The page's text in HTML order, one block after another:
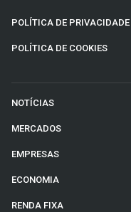
POLÍTICA DE PRIVACIDADE
POLÍTICA DE COOKIES
NOTÍCIAS
MERCADOS
EMPRESAS
ECONOMIA
RENDA FIXA